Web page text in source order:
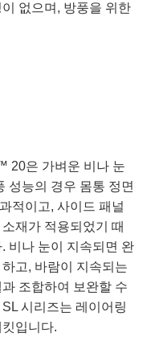
없으며, 방풍을 위한
20은 가벼운 비나 눈
성능의 경우 몸통 정면
적이고, 사이드 패널
재가 적용되었기 때
비나 눈이 지속되면 완
고, 바람이 지속되는
조합하여 보완할 수
시리즈는 레이어링
입니다.